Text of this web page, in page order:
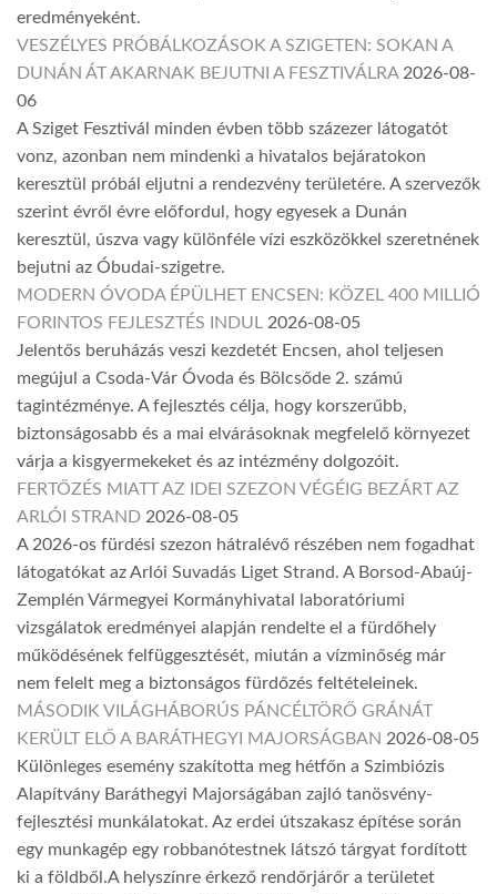
eredményeként.
VESZÉLYES PRÓBÁLKOZÁSOK A SZIGETEN: SOKAN A
DUNÁN ÁT AKARNAK BEJUTNI A FESZTIVÁLRA 2026-08-
06
A Sziget Fesztivál minden évben több százezer látogatót
vonz, azonban nem mindenki a hivatalos bejáratokon
keresztül próbál eljutni a rendezvény területére. A szervezők
szerint évről évre előfordul, hogy egyesek a Dunán
keresztül, úszva vagy különféle vízi eszközökkel szeretnének
bejutni az Óbudai-szigetre.
MODERN ÓVODA ÉPÜLHET ENCSEN: KÖZEL 400 MILLIÓ
FORINTOS FEJLESZTÉS INDUL 2026-08-05
Jelentős beruházás veszi kezdetét Encsen, ahol teljesen
megújul a Csoda-Vár Óvoda és Bölcsőde 2. számú
tagintézménye. A fejlesztés célja, hogy korszerűbb,
biztonságosabb és a mai elvárásoknak megfelelő környezet
várja a kisgyermekeket és az intézmény dolgozóit.
FERTŐZÉS MIATT AZ IDEI SZEZON VÉGÉIG BEZÁRT AZ
ARLÓI STRAND 2026-08-05
A 2026-os fürdési szezon hátralévő részében nem fogadhat
látogatókat az Arlói Suvadás Liget Strand. A Borsod-Abaúj-
Zemplén Vármegyei Kormányhivatal laboratóriumi
vizsgálatok eredményei alapján rendelte el a fürdőhely
működésének felfüggesztését, miután a vízminőség már
nem felelt meg a biztonságos fürdőzés feltételeinek.
MÁSODIK VILÁGHÁBORÚS PÁNCÉLTÖRŐ GRÁNÁT
KERÜLT ELŐ A BARÁTHEGYI MAJORSÁGBAN 2026-08-05
Különleges esemény szakította meg hétfőn a Szimbiózis
Alapítvány Baráthegyi Majorságában zajló tanösvény-
fejlesztési munkálatokat. Az erdei útszakasz építése során
egy munkagép egy robbanótestnek látszó tárgyat fordított
ki a földből.A helyszínre érkező rendőrjárőr a területet